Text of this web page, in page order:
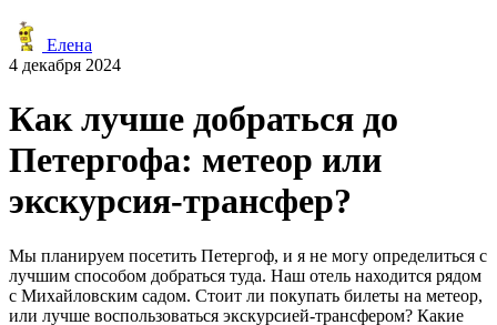
Елена
4 декабря 2024
Как лучше добраться до
Петергофа: метеор или
экскурсия-трансфер?
Мы планируем посетить Петергоф, и я не могу определиться с
лучшим способом добраться туда. Наш отель находится рядом
с Михайловским садом. Стоит ли покупать билеты на метеор,
или лучше воспользоваться экскурсией-трансфером? Какие